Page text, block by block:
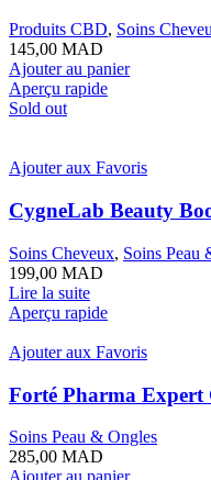
Produits CBD, Soins
145,00 MAD
Ajouter au panier
Aperçu rapide
Sold out
Ajouter aux Favoris
CygneLab Beauty
Soins Cheveux, Soins Peau
199,00 MAD
Lire la suite
Aperçu rapide
Ajouter aux Favoris
Forté Pharma Expert
Soins Peau & Ongles
285,00 MAD